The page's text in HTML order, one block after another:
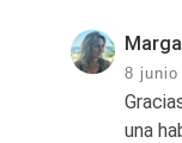
8 junio
una